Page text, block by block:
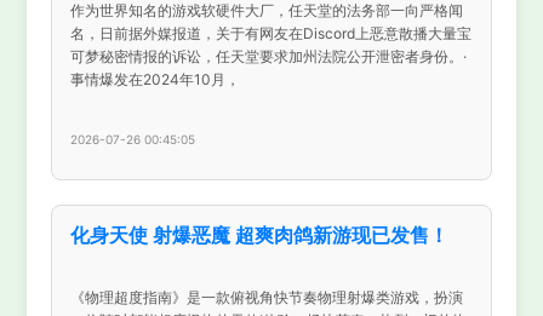
作为世界知名的游戏软硬件大厂，任天堂的法务部一向严格闻
名，日前据外媒报道，关于有网友在Discord上恶意散播大量宝
可梦秘密情报的诉讼，任天堂要求加州法院公开泄密者身份。·
事情爆发在2024年10月，
2026-07-26 00:45:05
化身天使 射爆恶魔 超爽肉鸽新游现已发售！
《物理超度指南》是一款俯视角快节奏物理射爆类游戏，扮演